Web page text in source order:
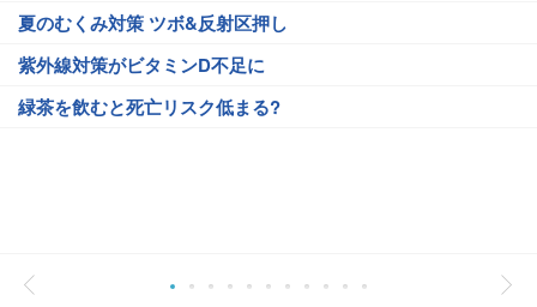
夏のむくみ対策 ツボ&反射区押し
紫外線対策がビタミンD不足に
緑茶を飲むと死亡リスク低まる?